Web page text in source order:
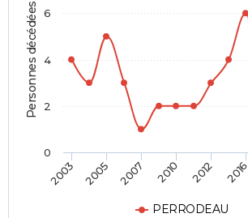
Personnes décédées
PERRODEAU
2003 2005 2007 2010 2012 2016
0
2
4
6